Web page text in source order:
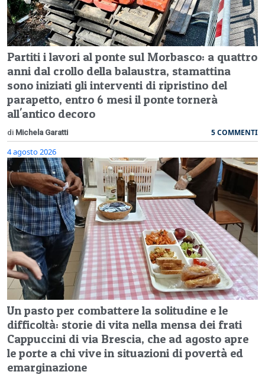
Partiti i lavori al ponte sul Morbasco: a quattro
anni dal crollo della balaustra, stamattina
sono iniziati gli interventi di ripristino del
parapetto, entro 6 mesi il ponte tornerà
all'antico decoro
di Michela Garatti 5 COMMENTI
4 agosto 2026
Un pasto per combattere la solitudine e le
difficoltà: storie di vita nella mensa dei frati
Cappuccini di via Brescia, che ad agosto apre
le porte a chi vive in situazioni di povertà ed
emarginazione